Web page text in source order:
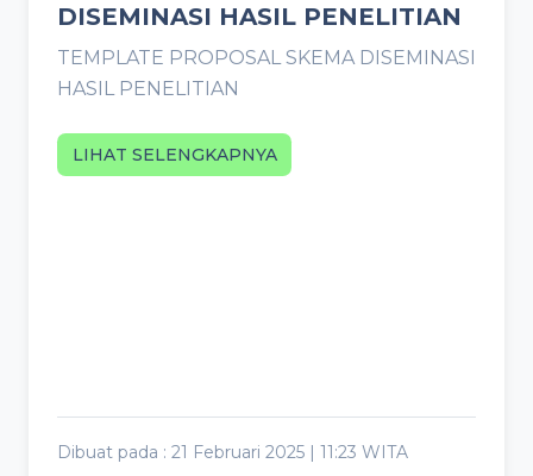
DISEMINASI HASIL PENELITIAN
TEMPLATE PROPOSAL SKEMA DISEMINASI
HASIL PENELITIAN
LIHAT SELENGKAPNYA
Dibuat pada : 21 Februari 2025 | 11:23 WITA